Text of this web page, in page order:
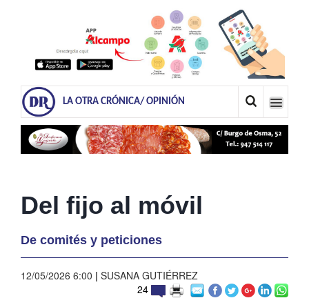
LA OTRA CRÓNICA/ OPINIÓN
Del fijo al móvil
De comités y peticiones
12/05/2026 6:00 | SUSANA GUTIÉRREZ
24